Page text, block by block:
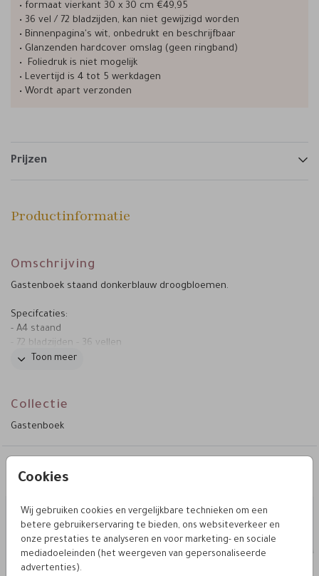
Cookies
Wij gebruiken cookies en vergelijkbare technieken om een
betere gebruikerservaring te bieden, ons websiteverkeer en
onze prestaties te analyseren en voor marketing- en sociale
mediadoeleinden (het weergeven van gepersonaliseerde
advertenties).
• formaat vierkant 30 x 30 cm €49,95
• 36 vel / 72 bladzijden, kan niet gewijzigd worden
• Binnenpagina's wit, onbedrukt en beschrijfbaar
• Glanzenden hardcover omslag (geen ringband)
• Foliedruk is niet mogelijk
• Levertijd is 4 tot 5 werkdagen
• Wordt apart verzonden
Prijzen
Productinformatie
Omschrijving
Gastenboek staand donkerblauw droogbloemen.
Specifcaties:
- A4 staand
- 72 bladzijden - 36 vellen
- binnenzijde blanco
Toon meer
Collectie
Gastenboek
Deze vind je misschien ook leuk